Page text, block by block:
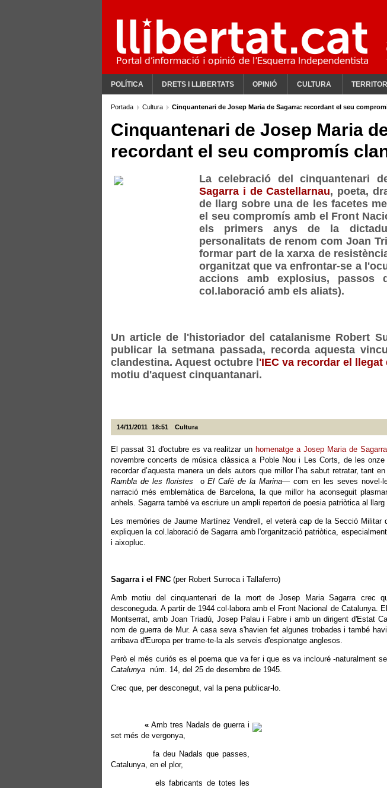
POLÍTICA DRETS I LLIBERTATS OPINIÓ CULTURA TERRITORI
Portada Cultura Cinquantenari de Josep Maria de Sagarra: recordant el seu
Cinquantenari de Josep Maria
recordant el seu compromís
La celebració del cinquantenari
Sagarra i de Castellarnau, poeta,
de llarg sobre una de les facetes
el seu compromís amb el Front
els primers anys de la
personalitats de renom com Joan
formar part de la xarxa de
organitzat que va enfrontar-se a
accions amb explosius, passos
col.laboració amb els aliats).
Un article de l'historiador del catalanisme Robert
publicar la setmana passada, recorda aquesta
clandestina. Aquest octubre l 'IEC va recordar el
motiu d'aquest cinquantanari.
14/11/2011 18:51 Cultura
El passat 31 d'octubre es va realitzar un homenatge a Josep Maria de
novembre concerts de música clàssica a Poble Nou i Les Corts, de les
recordar d’aquesta manera un dels autors que millor l’ha sabut retratar, tant
Rambla de les floristes oEl Cafè de la Marina— com en les seves
narració més emblemàtica de Barcelona, la que millor ha aconseguit
anhels. Sagarra també va escriure un ampli repertori de poesia patriòtica al
Les memòries de Jaume Martínez Vendrell, el veterà cap de la Secció Militar
expliquen la col.laboració de Sagarra amb l'organització patriòtica,
i aixopluc.
Sagarra i el FNC (per Robert Surroca i Tallaferro)
Amb motiu del cinquantenari de la mort de Josep Maria Sagarra crec
desconeguda. A partir de 1944 col·labora amb el Front Nacional de Catalunya.
Montserrat, amb Joan Triadú, Josep Palau i Fabre i amb un dirigent d'Estat
nom de guerra de Mur. A casa seva s'havien fet algunes trobades i també
arribava d'Europa per trame-te-la als serveis d'espionatge anglesos.
Però el més curiós es el poema que va fer i que es va inclouré -naturalment
Catalunya núm. 14, del 25 de desembre de 1945.
Crec que, per desconegut, val la pena publicar-lo.
« Amb tres Nadals de guerra i
set més de vergonya,
fa deu Nadals que passes,
Catalunya, en el plor,
els fabricants de totes les